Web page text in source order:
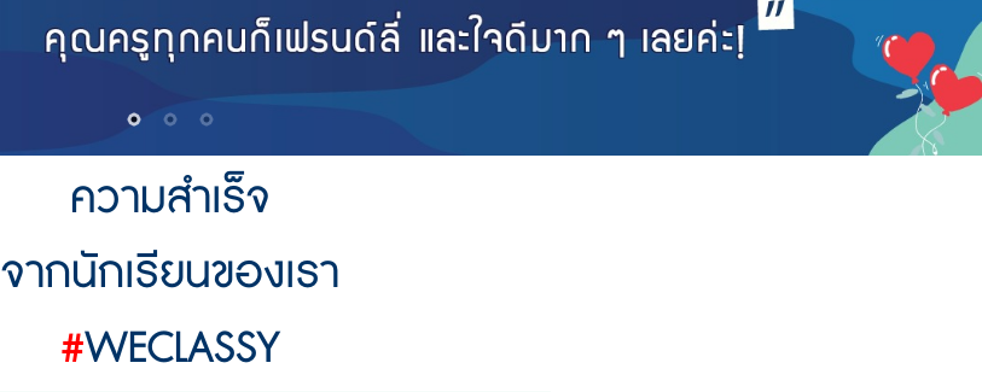
ความสำเร็จ
จากนักเรียนของเรา
#WECLASSY